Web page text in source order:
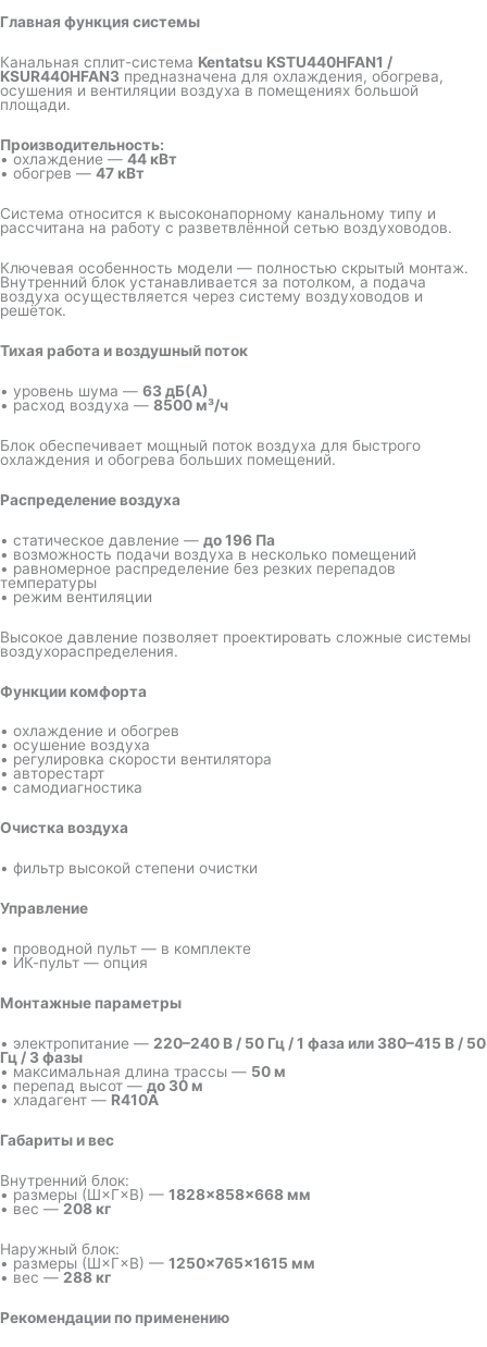
Главная функция системы
Канальная сплит-система Kentatsu KSTU440HFAN1 /
KSUR440HFAN3 предназначена для охлаждения, обогрева,
осушения и вентиляции воздуха в помещениях большой
площади.
Производительность:
• охлаждение — 44 кВт
• обогрев — 47 кВт
Система относится к высоконапорному канальному типу и
рассчитана на работу с разветвлённой сетью воздуховодов.
Ключевая особенность модели — полностью скрытый монтаж.
Внутренний блок устанавливается за потолком, а подача
воздуха осуществляется через систему воздуховодов и
решёток.
Тихая работа и воздушный поток
• уровень шума — 63 дБ(А)
• расход воздуха — 8500 м³/ч
Блок обеспечивает мощный поток воздуха для быстрого
охлаждения и обогрева больших помещений.
Распределение воздуха
• статическое давление — до 196 Па
• возможность подачи воздуха в несколько помещений
• равномерное распределение без резких перепадов
температуры
• режим вентиляции
Высокое давление позволяет проектировать сложные системы
воздухораспределения.
Функции комфорта
• охлаждение и обогрев
• осушение воздуха
• регулировка скорости вентилятора
• авторестарт
• самодиагностика
Очистка воздуха
• фильтр высокой степени очистки
Управление
• проводной пульт — в комплекте
• ИК-пульт — опция
Монтажные параметры
• электропитание — 220–240 В / 50 Гц / 1 фаза или 380–415 В / 50
Гц / 3 фазы
• максимальная длина трассы — 50 м
• перепад высот — до 30 м
• хладагент — R410A
Габариты и вес
Внутренний блок:
• размеры (Ш×Г×В) — 1828×858×668 мм
• вес — 208 кг
Наружный блок:
• размеры (Ш×Г×В) — 1250×765×1615 мм
• вес — 288 кг
Рекомендации по применению